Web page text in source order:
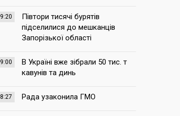
9:20
Півтори тисячі бурятів
підселилися до мешканців
Запорізької області
9:00
В Україні вже зібрали 50 тис. т
кавунів та динь
8:27 Рада узаконила ГМО